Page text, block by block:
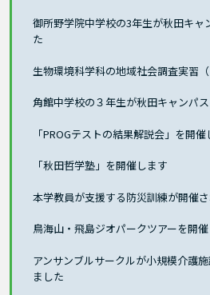
御所野学院中学校の3年生が秋田キャ
た
生物環境科学科の地域社会調査実習
角館中学校の３年生が秋田キャンパ
「PROGテストの結果解説会」を開
「秋田哲学塾」を開催します
本学教員が支援する防災訓練が開催
鳥海山・飛島ジオパークツアーを開
アンサンブルサークルが小規模介護
ました